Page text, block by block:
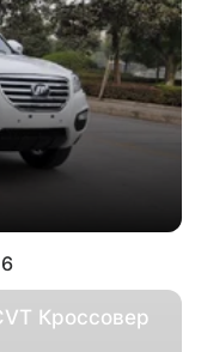
Кроссовер